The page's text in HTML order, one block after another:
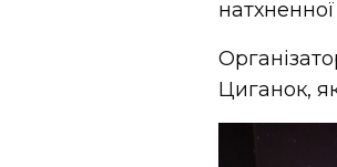
Циганок,